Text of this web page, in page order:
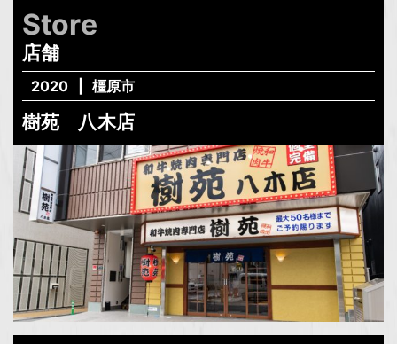
Store
店舗
2020 橿原市
樹苑 八木店